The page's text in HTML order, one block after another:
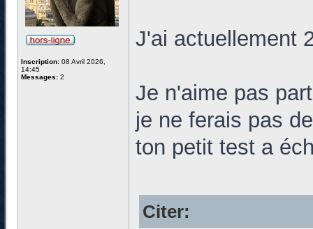
Inscription: 08 Avril 2026,
14:45
Messages: 2
J'ai actuellement
Je n'aime pas
je ne ferais pas
ton petit test a
Citer: